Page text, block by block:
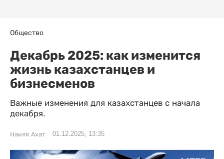
Общество
Декабрь 2025: как изменится
жизнь казахстанцев и
бизнесменов
Важные изменения для казахстанцев с начала
декабря.
Наиля Ахат 01.12.2025, 13:35